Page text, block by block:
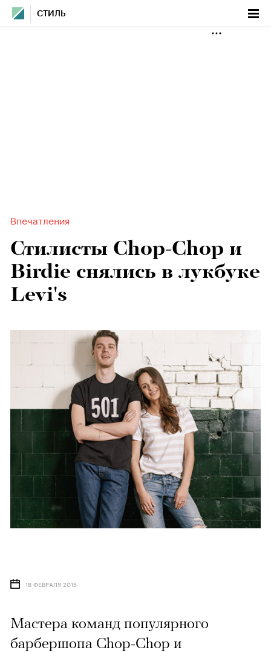
СТИЛЬ
Впечатления
Стилисты Chop-Chop и
Birdie снялись в лукбуке
Levi's
18 ФЕВРАЛЯ 2015
Мастера команд популярного
барбершопа Chop-Chop и